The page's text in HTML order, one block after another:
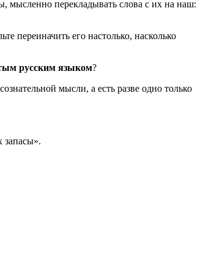
мысленно перекладывать слова с их на наш:
переиначить его настолько, насколько
русским языком?
мысли, а есть разве одно только
запасы».